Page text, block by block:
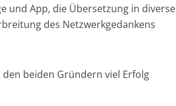
und App, die Übersetzung in diverse
des Netzwerkgedankens
beiden Gründern viel Erfolg